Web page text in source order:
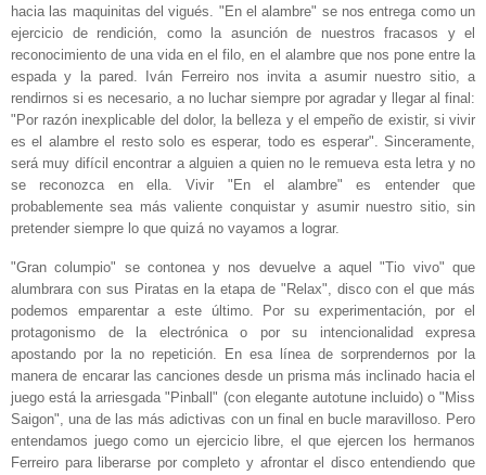
hacia las maquinitas del vigués. "En el alambre" se nos entrega como un
ejercicio de rendición, como la asunción de nuestros fracasos y el
reconocimiento de una vida en el filo, en el alambre que nos pone entre la
espada y la pared. Iván Ferreiro nos invita a asumir nuestro sitio, a
rendirnos si es necesario, a no luchar siempre por agradar y llegar al final:
"Por razón inexplicable del dolor, la belleza y el empeño de existir, si vivir
es el alambre el resto solo es esperar, todo es esperar". Sinceramente,
será muy difícil encontrar a alguien a quien no le remueva esta letra y no
se reconozca en ella. Vivir "En el alambre" es entender que
probablemente sea más valiente conquistar y asumir nuestro sitio, sin
pretender siempre lo que quizá no vayamos a lograr.
"Gran columpio" se contonea y nos devuelve a aquel "Tio vivo" que
alumbrara con sus Piratas en la etapa de "Relax", disco con el que más
podemos emparentar a este último. Por su experimentación, por el
protagonismo de la electrónica o por su intencionalidad expresa
apostando por la no repetición. En esa línea de sorprendernos por la
manera de encarar las canciones desde un prisma más inclinado hacia el
juego está la arriesgada "Pinball" (con elegante autotune incluido) o "Miss
Saigon", una de las más adictivas con un final en bucle maravilloso. Pero
entendamos juego como un ejercicio libre, el que ejercen los hermanos
Ferreiro para liberarse por completo y afrontar el disco entendiendo que